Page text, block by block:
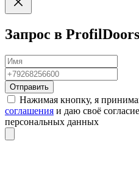
Запрос в ProfilDoors
Отправить
Нажимая кнопку, я
соглашения и даю своё
персональных данных